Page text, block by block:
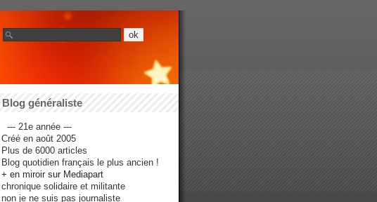
Blog généraliste
--- 21e année ---
Créé en août 2005
Plus de 6000 articles
Blog quotidien français le plus ancien !
+ en miroir sur Mediapart
chronique solidaire et militante
non je ne suis pas journaliste